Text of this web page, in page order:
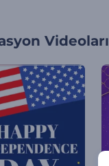
Videoları